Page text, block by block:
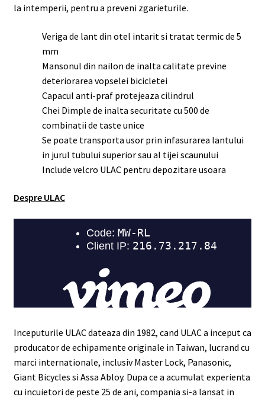
la intemperii, pentru a preveni zgarieturile.
Veriga de lant din otel intarit si tratat termic de 5
mm
Mansonul din nailon de inalta calitate previne
deteriorarea vopselei bicicletei
Capacul anti-praf protejeaza cilindrul
Chei Dimple de inalta securitate cu 500 de
combinatii de taste unice
Se poate transporta usor prin infasurarea lantului
in jurul tubului superior sau al tijei scaunului
Include velcro ULAC pentru depozitare usoara
Despre ULAC
Inceputurile ULAC dateaza din 1982, cand ULAC a inceput ca
producator de echipamente originale in Taiwan, lucrand cu
marci internationale, inclusiv Master Lock, Panasonic,
Giant Bicycles si Assa Abloy. Dupa ce a acumulat experienta
cu incuietori de peste 25 de ani, compania si-a lansat in